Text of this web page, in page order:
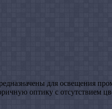
для освещения
оптику с отсутствием